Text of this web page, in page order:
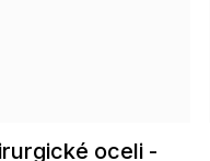
oceli -